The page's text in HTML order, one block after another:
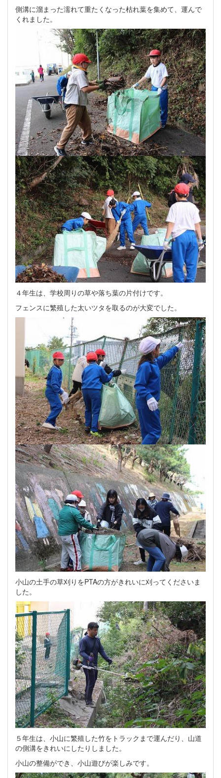
側溝に溜まった濡れて重たくなった枯れ葉を集めて、運んで
くれました。
４年生は、学校周りの草や落ち葉の片付けです。
フェンスに繁殖した太いツタを取るのが大変でした。
小山の土手の草刈りをPTAの方がきれいに刈ってくださいま
した。
５年生は、小山に繁殖した竹をトラックまで運んだり、山道
の側溝をきれいにしたりしました。
小山の整備ができ、小山遊びが楽しみです。